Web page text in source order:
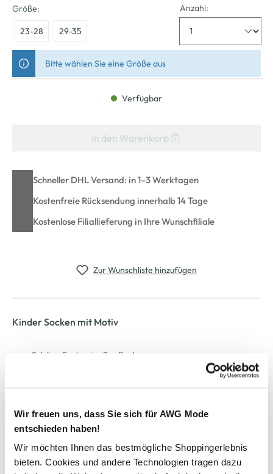
Wir freuen uns, dass Sie sich für AWG Mode
entschieden haben!
Wir möchten Ihnen das bestmögliche Shoppingerlebnis
bieten. Cookies und andere Technologien tragen dazu
Größe:
23-28 29-35
Anzahl:
Bitte wählen Sie eine Größe aus
Verfügbar
In den Warenkorb
Schneller DHL Versand: in 1–3 Werktagen
Kostenfreie Rücksendung innerhalb 14 Tage
Kostenlose Filiallieferung in Ihre Wunschfiliale
Zur Wunschliste hinzufügen
Kinder Socken mit Motiv
Schöne Socken im 2er Pack
AWG Artikelnummer
923543-04311